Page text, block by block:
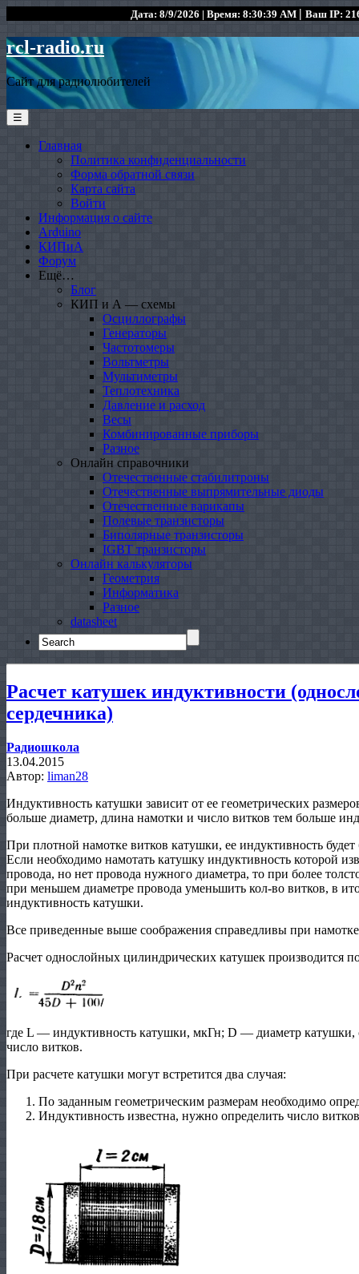
Дата: 8/9/2026 | Время: 8:30:39 AM | Ваш IP:
rcl-radio.ru
Сайт для радиолюбителей
☰
Главная
Политика конфиденциальности
Форма обратной связи
Карта сайта
Войти
Информация о сайте
Arduino
КИПиА
Форум
Ещё…
Блог
КИП и А — схемы
Осциллографы
Генераторы
Частотомеры
Вольтметры
Мультиметры
Теплотехника
Давление и расход
Весы
Комбинированные приборы
Разное
Онлайн справочники
Отечественные стабилитроны
Отечественные выпрямительные диоды
Отечественные варикапы
Полевые транзисторы
Биполярные транзисторы
IGBT транзисторы
Онлайн калькуляторы
Геометрия
Информатика
Разное
datasheet
Search
for:
Расчет катушек индуктивности
сердечника)
Радиошкола
13.04.2015
Автор: liman28
Индуктивность катушки зависит от ее геометрических
больше диаметр, длина намотки и число витков тем больше
При плотной намотке витков катушки, ее индуктивность
Если необходимо намотать катушку индуктивность которой
провода, но нет провода нужного диаметра, то при более
при меньшем диаметре провода уменьшить кол-во витков, в
индуктивность катушки.
Все приведенные выше соображения справедливы при
Расчет однослойных цилиндрических катушек производится
где L — индуктивность катушки, мкГн; D — диаметр
число витков.
При расчете катушки могут встретится два случая:
По заданным геометрическим размерам необходимо
Индуктивность известна, нужно определить число